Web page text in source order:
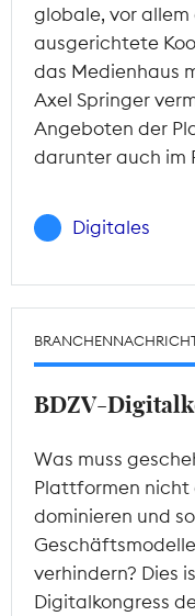
globale, vor
ausgerichtete
das Medienhaus
Axel Springer
Angeboten der
darunter auch im
Digitales
BDZV-
Was muss
Plattformen nicht
dominieren und
verhindern? Dies
Digitalkongress